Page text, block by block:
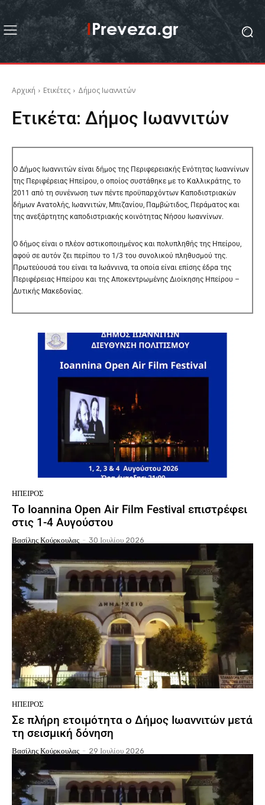
Αρχική Ετικέτες Δήμος Ιωαννιτών
Ετικέτα: Δήμος Ιωαννιτών
Ο Δήμος Ιωαννιτών είναι δήμος της Περιφερειακής Ενότητας Ιωαννίνων
της Περιφέρειας Ηπείρου, ο οποίος συστάθηκε με το Καλλικράτης, το
2011 από τη συνένωση των πέντε προϋπαρχόντων Καποδιστριακών
δήμων Ανατολής, Ιωαννιτών, Μπιζανίου, Παμβώτιδος, Περάματος και
της ανεξάρτητης καποδιστριακής κοινότητας Νήσου Ιωαννίνων.
Ο δήμος είναι ο πλέον αστικοποιημένος και πολυπληθής της Ηπείρου,
αφού σε αυτόν ζει περίπου το 1/3 του συνολικού πληθυσμού της.
Πρωτεύουσά του είναι τα Ιωάννινα, τα οποία είναι επίσης έδρα της
Περιφέρειας Ηπείρου και της Αποκεντρωμένης Διοίκησης Ηπείρου –
Δυτικής Μακεδονίας.
ΉΠΕΙΡΟΣ
To Ioannina Open Air Film Festival επιστρέφει
στις 1-4 Αυγούστου
Βασίλης Κούρκουλας - 30 Ιουλίου 2026
ΉΠΕΙΡΟΣ
Σε πλήρη ετοιμότητα ο Δήμος Ιωαννιτών μετά
τη σεισμική δόνηση
Βασίλης Κούρκουλας - 29 Ιουλίου 2026